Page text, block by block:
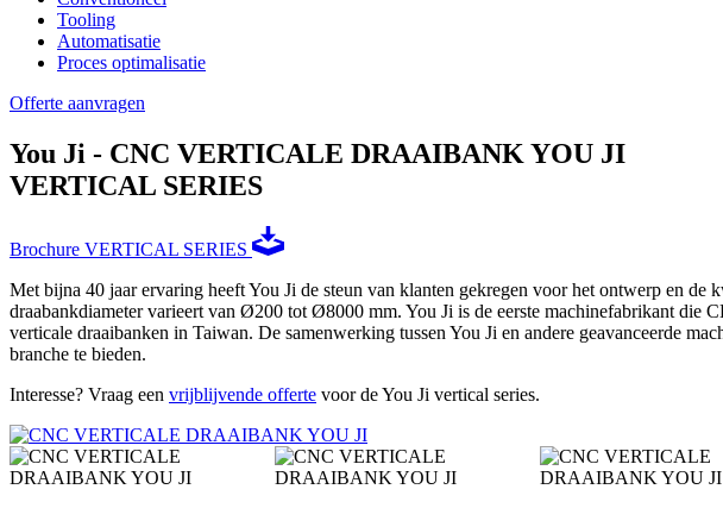
Tooling
Automatisatie
Proces optimalisatie
Offerte aanvragen
You Ji - CNC VERTICALE DRAAIBANK YOU JI
VERTICAL SERIES
Brochure VERTICAL SERIES
Met bijna 40 jaar ervaring heeft You Ji de steun van klanten gekregen voor het ontwerp en
draabankdiameter varieert van Ø200 tot Ø8000 mm. You Ji is de eerste machinefabrikant die
verticale draaibanken in Taiwan. De samenwerking tussen You Ji en andere geavanceerde
branche te bieden.
Interesse? Vraag een vrijblijvende offerte voor de You Ji vertical series.